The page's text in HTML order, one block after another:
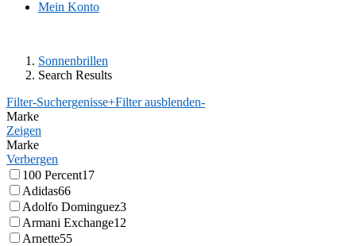
Mein Konto
Sonnenbrillen
Search Results
Filter-Suchergenisse+Filter ausblenden-
Marke
Zeigen
Marke
Verbergen
100 Percent17
Adidas66
Adolfo Dominguez3
Armani Exchange12
Arnette55